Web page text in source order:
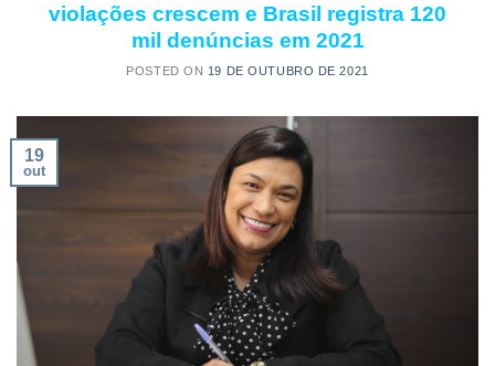
violações crescem e Brasil registra 120
mil denúncias em 2021
POSTED ON 19 DE OUTUBRO DE 2021
19
out